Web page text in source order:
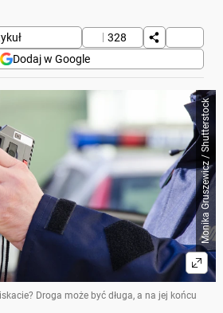
328
Dodaj w Google
Czat z AI, może zawierać błędy.
r. do sierpnia 2025 r. w Polsce
ponad 11 tys. samochodów pijanym
kierowców z ponad 1,5 promila
lub powodujących wypadek przy
aut odbywa się przez
ale brak centralnego systemu
ich wyszukiwanie.
skarbowych dominują starsze
przebiegami, często
Monika Gruszewicz / Shutterstock
Droga może być długa, a na jej końcu